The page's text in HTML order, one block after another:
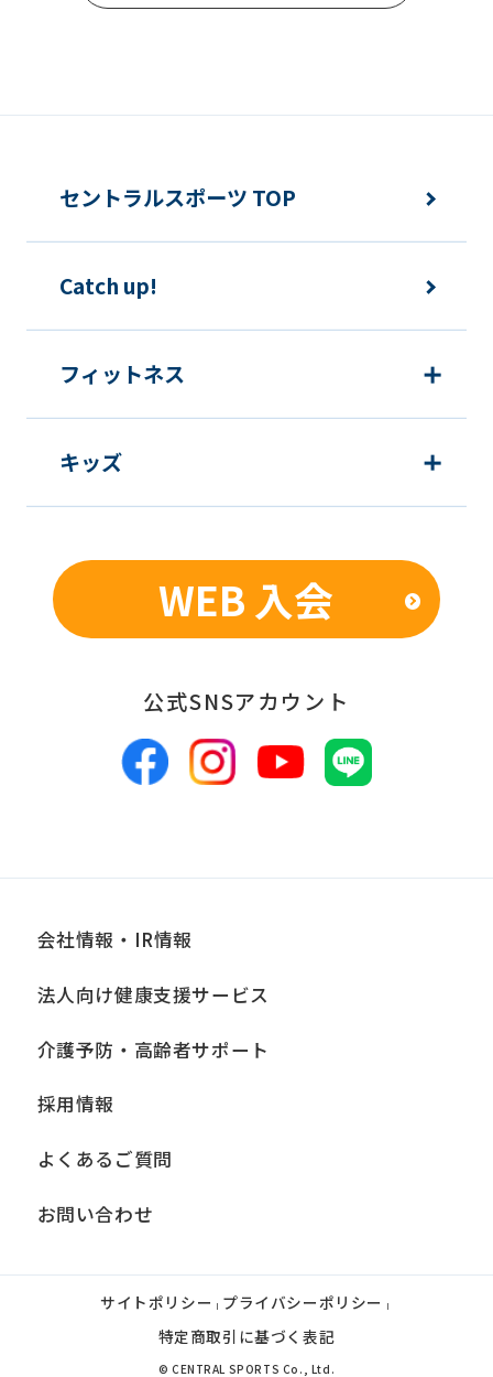
セントラルスポーツ TOP
Catch up!
フィットネス
キッズ
WEB 入会
公式SNSアカウント
会社情報・IR情報
法人向け健康支援サービス
介護予防・高齢者サポート
採用情報
よくあるご質問
お問い合わせ
サイトポリシー | プライバシーポリシー |
特定商取引に基づく表記
© CENTRAL SPORTS Co., Ltd.